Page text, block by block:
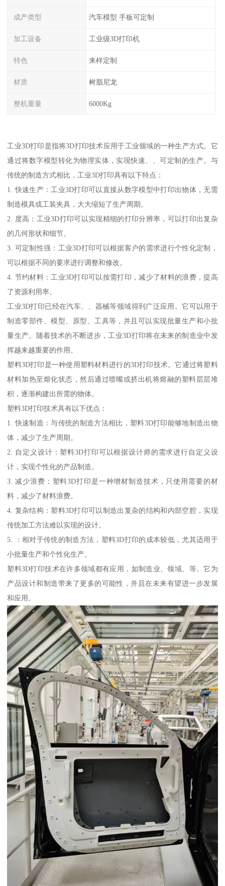
成产类型 汽车模型 手板可定制
加工设备 工业级3D打印机
特色 来样定制
材质 树脂尼龙
整机重量 6000Kg
工业3D打印是指将3D打印技术应用于工业领域的一种生产方式。它
通过将数字模型转化为物理实体，实现快速、、可定制的生产。与
传统的制造方式相比，工业3D打印具有以下特点：
1. 快速生产：工业3D打印可以直接从数字模型中打印出物体，无需
制造模具或工装夹具，大大缩短了生产周期。
2. 度高：工业3D打印可以实现精细的打印分辨率，可以打印出复杂
的几何形状和细节。
3. 可定制性强：工业3D打印可以根据客户的需求进行个性化定制，
可以根据不同的要求进行调整和修改。
4. 节约材料：工业3D打印可以按需打印，减少了材料的浪费，提高
了资源利用率。
工业3D打印已经在汽车、、器械等领域得到广泛应用。它可以用于
制造零部件、模型、原型、工具等，并且可以实现批量生产和小批
量生产。随着技术的不断进步，工业3D打印将在未来的制造业中发
挥越来越重要的作用。
塑料3D打印是一种使用塑料材料进行的3D打印技术。它通过将塑料
材料加热至熔化状态，然后通过喷嘴或挤出机将熔融的塑料层层堆
积，逐渐构建出所需的物体。
塑料3D打印技术具有以下优点：
1. 快速制造：与传统的制造方法相比，塑料3D打印能够地制造出物
体，减少了生产周期。
2. 自定义设计：塑料3D打印可以根据设计师的需求进行自定义设
计，实现个性化的产品制造。
3. 减少浪费：塑料3D打印是一种增材制造技术，只使用需要的材
料，减少了材料浪费。
4. 复杂结构：塑料3D打印可以制造出复杂的结构和内部空腔，实现
传统加工方法难以实现的设计。
5. ：相对于传统的制造方法，塑料3D打印的成本较低，尤其适用于
小批量生产和个性化生产。
塑料3D打印技术在许多领域都有应用，如制造业、领域、等。它为
产品设计和制造带来了更多的可能性，并且在未来有望进一步发展
和应用。